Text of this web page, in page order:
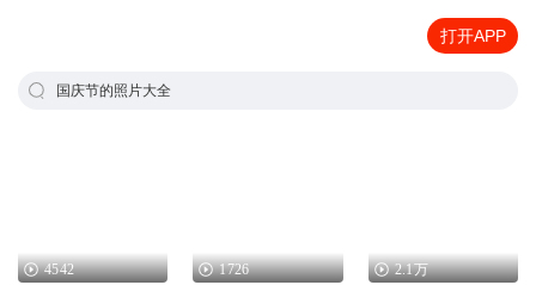
打开APP
国庆节的照片大全
4542 1726 2.1万